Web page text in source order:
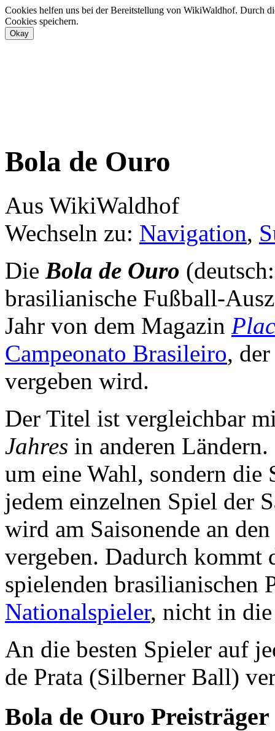
Cookies helfen uns bei der Bereitstellung von WikiWaldhof. Durch
Cookies speichern.
Bola de Ouro
Aus WikiWaldhof
Wechseln zu: Navigation,
Die Bola de Ouro
brasilianische Fußball-
Jahr von dem Magazin
Campeonato Brasileiro,
vergeben wird.
Der Titel ist vergleichbar
Jahres in anderen
um eine Wahl, sondern die
jedem einzelnen Spiel der
wird am Saisonende an
vergeben. Dadurch
spielenden brasilianischen
Nationalspieler, nicht in
An die besten Spieler auf
de Prata (Silberner Ball)
Bola de Ouro Preisträger